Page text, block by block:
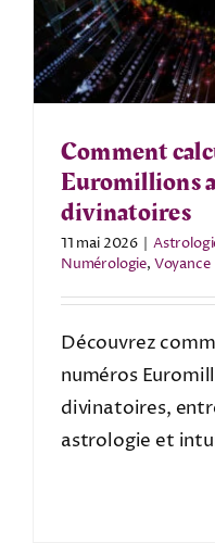
Comment
Euromillions
divinatoires
11 mai 2026 |
Numérologie, Voyance
Découvrez
numéros
divinatoires,
astrologie et